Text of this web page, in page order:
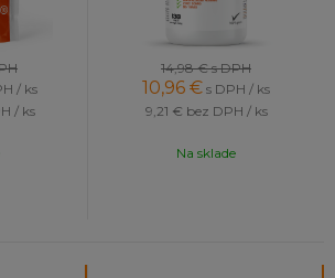
/ ks
/ ks
14,98 €s DPH
10,96 € s DPH / ks
9,21 € bez DPH / ks
Na sklade